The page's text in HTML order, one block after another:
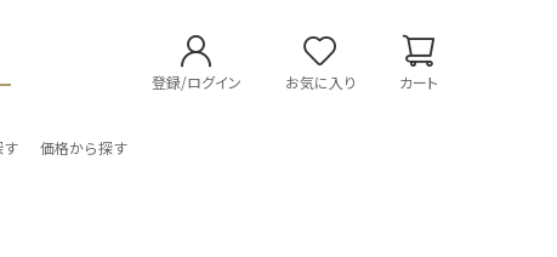
登録/ログイン お気に入り カート
す 価格から探す